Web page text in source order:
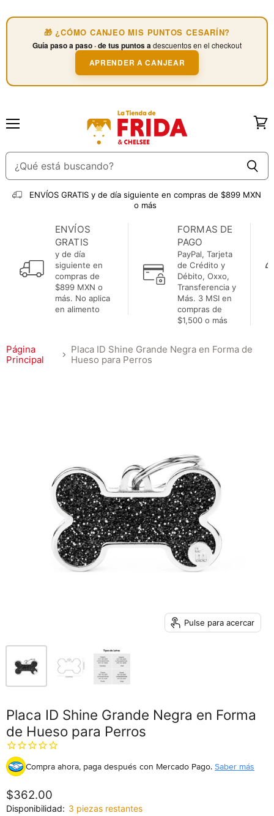
🎁 ¿CÓMO CANJEO MIS PUNTOS CESARÍN?
Guía paso a paso · de tus puntos adescuentos en el checkout
APRENDER A CANJEAR
ENVÍOS GRATIS y de día siguiente en compras de $899 MXN
o más
ENVÍOS
GRATIS
y de día
siguiente en
compras de
$899 MXN o
más. No aplica
en alimento
FORMAS DE
PAGO
PayPal, Tarjeta
de Crédito y
Débito, Oxxo,
Transferencia y
Más. 3 MSI en
compras de
$1,500 o más
Página
Principal
Placa ID Shine Grande Negra en Forma de
Hueso para Perros
Pulse para acercar
Placa ID Shine Grande Negra en Forma
de Hueso para Perros
Compra ahora, paga después con Mercado Pago. Saber más
$362.00
Disponibilidad: 3 piezas restantes